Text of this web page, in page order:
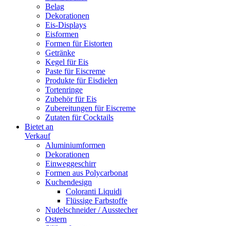
Belag
Dekorationen
Eis-Displays
Eisformen
Formen für Eistorten
Getränke
Kegel für Eis
Paste für Eiscreme
Produkte für Eisdielen
Tortenringe
Zubehör für Eis
Zubereitungen für Eiscreme
Zutaten für Cocktails
Bietet an
Verkauf
Aluminiumformen
Dekorationen
Einweggeschirr
Formen aus Polycarbonat
Kuchendesign
Coloranti Liquidi
Flüssige Farbstoffe
Nudelschneider / Ausstecher
Ostern